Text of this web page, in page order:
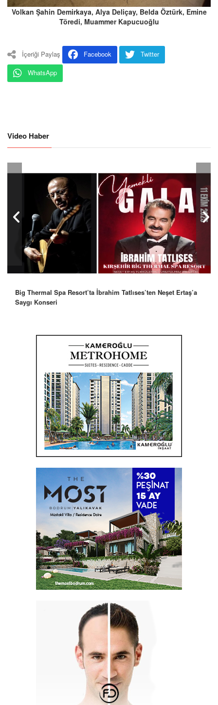
Volkan Şahin Demirkaya, Alya Deliçay, Belda Öztürk, Emine
Töredi, Muammer Kapucuoğlu
İçeriği Paylaş Facebook
Twitter
WhatsApp
Video Haber
Robbie Williams’tan İstanbul’a Mesaj: “Unutulmaz Bir Gece
Olacak”